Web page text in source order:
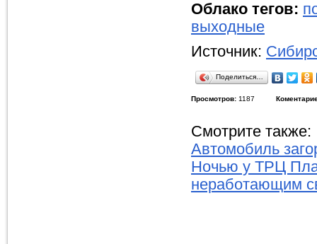
Облако тегов:
выходные
Источник:
Поделиться…
Просмотров: 1187
Смотрите также:
Автомобиль
Ночью у ТРЦ
неработающим